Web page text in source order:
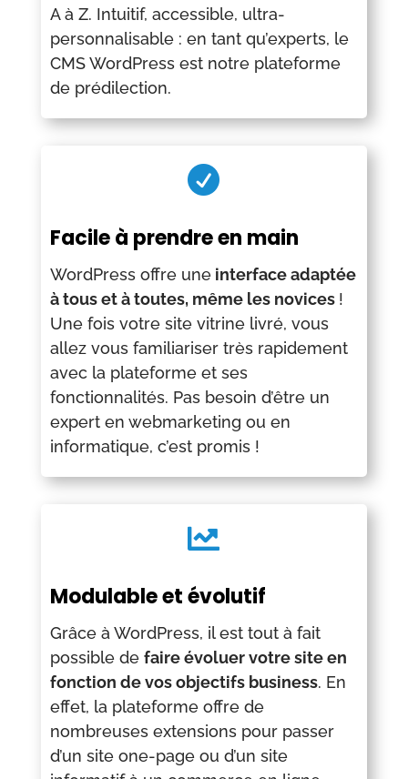
A à Z. Intuitif, accessible, ultra-
personnalisable : en tant qu’experts, le
CMS WordPress est notre plateforme
de prédilection.

Facile à prendre en main
WordPress offre uneinterface adaptée
à tous et à toutes, même les novices !
Une fois votre site vitrine livré, vous
allez vous familiariser très rapidement
avec la plateforme et ses
fonctionnalités. Pas besoin d’être un
expert en webmarketing ou en
informatique, c’est promis !

Modulable et évolutif
Grâce à WordPress, il est tout à fait
possible de faire évoluer votre site en
fonction de vos objectifs business. En
effet, la plateforme offre de
nombreuses extensions pour passer
d’un site one-page ou d’un site